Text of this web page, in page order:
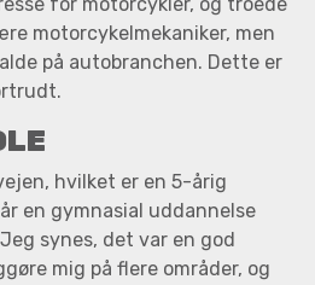
for motorcykler, og troede
motorcykelmekaniker, men
på autobranchen. Dette er
hvilket er en 5-årig
en gymnasial uddannelse
synes, det var en god
mig på flere områder, og